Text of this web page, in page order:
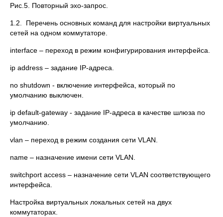
Рис.5. Повторный эхо-запрос.
1.2. Перечень основных команд для настройки виртуальных
сетей на одном коммутаторе.
interface – переход в режим конфигурирования интерфейса.
ip address – задание IP-адреса.
no shutdown - включение интерфейса, который по
умолчанию выключен.
ip default-gateway - задание IP-адреса в качестве шлюза по
умолчанию.
vlan – переход в режим создания сети VLAN.
name – назначение имени сети VLAN.
switchport access – назначение сети VLAN соответствующего
интерфейса.
Настройка виртуальных локальных сетей на двух
коммутаторах.